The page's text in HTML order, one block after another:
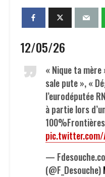
12/05/26
« Nique ta
sale pute », «
l’eurodéputée
à partie lors
100%Frontières
pic.twitter.com/
—
(@F_Desouche)